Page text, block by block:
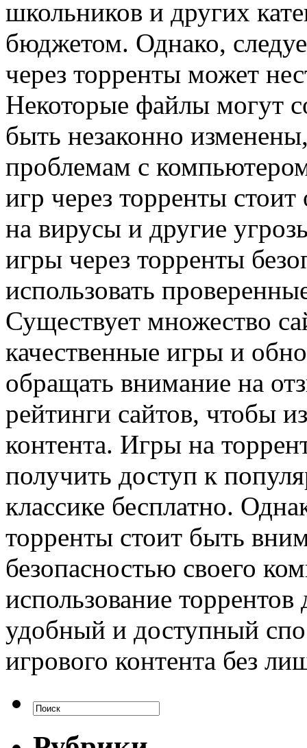
школьников и других
бюджетом. Однако,
через торренты может
Некоторые файлы могут
быть незаконно
проблемам с
игр через торренты
на вирусы и другие
игры через торренты
использовать
Существует множество
качественные игры и
обращать внимание на
рейтинги сайтов, чтобы
контента. Игры на
получить доступ к
классике бесплатно.
торренты стоит быть
безопасностью своего
использование
удобный и доступный
игрового контента без